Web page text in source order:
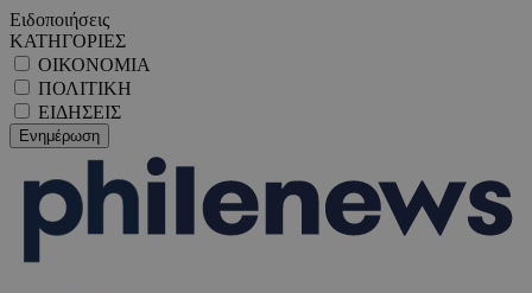
Ειδοποιήσεις
ΚΑΤΗΓΟΡΙΕΣ
ΟΙΚΟΝΟΜΙΑ
ΠΟΛΙΤΙΚΗ
ΕΙΔΗΣΕΙΣ